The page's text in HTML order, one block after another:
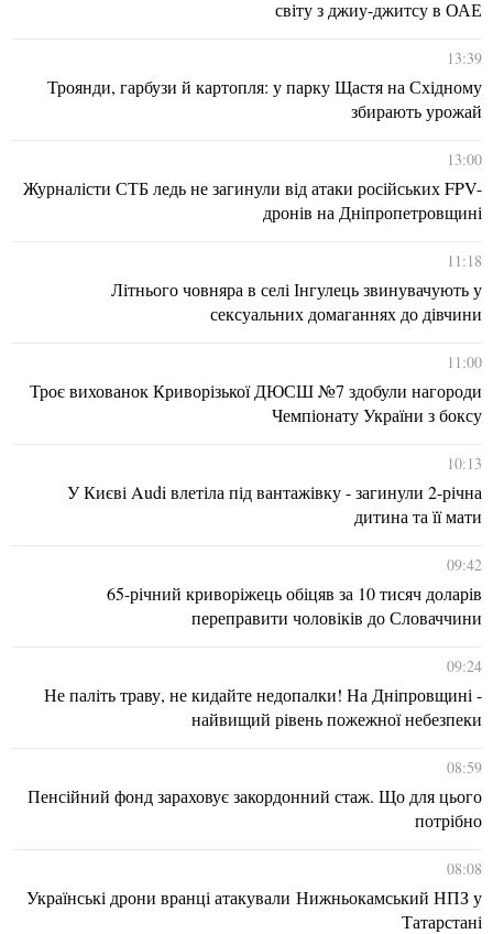
світу з джиу-джитсу в ОАЕ
13:39
Троянди, гарбузи й картопля: у парку Щастя на Східному
збирають урожай
13:00
Журналісти СТБ ледь не загинули від атаки російських FPV-
дронів на Дніпропетровщині
11:18
Літнього човняра в селі Інгулець звинувачують у
сексуальних домаганнях до дівчини
11:00
Троє вихованок Криворізької ДЮСШ №7 здобули нагороди
Чемпіонату України з боксу
10:13
У Києві Audi влетіла під вантажівку - загинули 2-річна
дитина та її мати
09:42
65-річний криворіжець обіцяв за 10 тисяч доларів
переправити чоловіків до Словаччини
09:24
Не паліть траву, не кидайте недопалки! На Дніпровщині -
найвищий рівень пожежної небезпеки
08:59
Пенсійний фонд зараховує закордонний стаж. Що для цього
потрібно
08:08
Українські дрони вранці атакували Нижньокамський НПЗ у
Татарстані